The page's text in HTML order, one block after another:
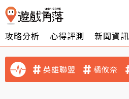
攻略分析 心得評測 新聞資訊
英雄聯盟 橘攸奈